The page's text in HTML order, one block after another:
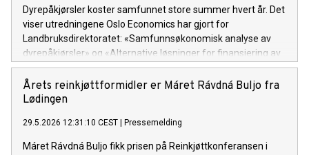
Dyrepåkjørsler koster samfunnet store summer hvert år. Det
viser utredningene Oslo Economics har gjort for
Landbruksdirektoratet: «Samfunnsøkonomisk analyse av
dyrepåkjørsler» og «Alternative løsninger for finansiering av
kommunalt eftersøksarbeid».
Årets reinkjøttformidler er Máret Rávdná Buljo fra
Lødingen
29.5.2026 12:31:10 CEST | Pressemelding
Máret Rávdná Buljo fikk prisen på Reinkjøttkonferansen i